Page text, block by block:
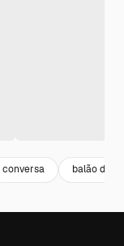
conversa balão de